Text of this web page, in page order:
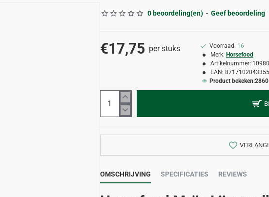
0 beoordeling(en) - Geef beoordeling
€17,75 per stuks Voorraad: 16
Merk: Horsefood
Artikelnummer: 10980
EAN: 8717102043355
Product bekeken:2860
OMSCHRIJVING SPECIFICATIES REVIEWS